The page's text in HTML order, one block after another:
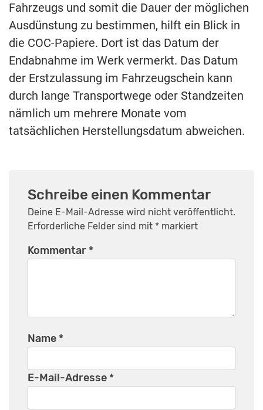
Fahrzeugs und somit die Dauer der möglichen
Ausdünstung zu bestimmen, hilft ein Blick in
die COC-Papiere. Dort ist das Datum der
Endabnahme im Werk vermerkt. Das Datum
der Erstzulassung im Fahrzeugschein kann
durch lange Transportwege oder Standzeiten
nämlich um mehrere Monate vom
tatsächlichen Herstellungsdatum abweichen.
Schreibe einen Kommentar
Deine E-Mail-Adresse wird nicht veröffentlicht.
Erforderliche Felder sind mit * markiert
Kommentar *
Name *
E-Mail-Adresse *